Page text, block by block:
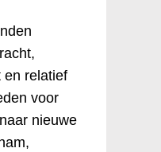
en relatief
voor
nieuwe